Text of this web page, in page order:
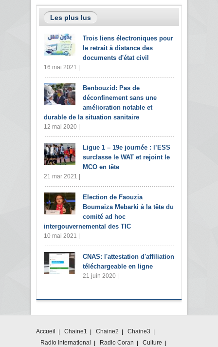
Les plus lus
Trois liens électroniques pour
le retrait à distance des
documents d'état civil
16 mai 2021 |
Benbouzid: Pas de
déconfinement sans une
amélioration notable et
durable de la situation sanitaire
12 mai 2020 |
Ligue 1 – 19e journée : l’ESS
surclasse le WAT et rejoint le
MCO en tête
21 mar 2021 |
Election de Faouzia
Boumaiza Mebarki à la tête du
comité ad hoc
intergouvernemental des TIC
10 mai 2021 |
CNAS: l'attestation d'affiliation
téléchargeable en ligne
21 juin 2020 |
Accueil Chaine1 Chaine2
Chaine3
Radio International
Radio Coran Culture